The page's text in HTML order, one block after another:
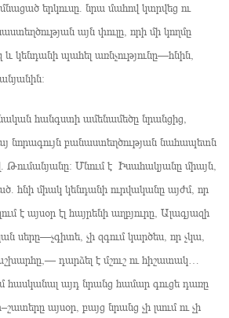
երկուսը. նրա մահով կտրվեց ու
այն փուլը, որի մի կողմը
և կենդանի պահել առնչությունը—հնին,
հանգստի ամենամեծը նրանցից,
նորագույն բանաստեղծության նահապետն
Մնում է Իսահակյանը միայն,
հնի միակ կենդանի ուրվականը այժմ, որ
է այսօր էլ հայրենի աղբյուրը, Ալագյազի
սերը—չգիտե, չի զգում կարծես, որ չկա,
դարձել է մշուշ ու հիշատակ…
հասկանալ այդ նրանց համար գուցե դառը
այսօր, բայց նրանց չի լսում ու չի